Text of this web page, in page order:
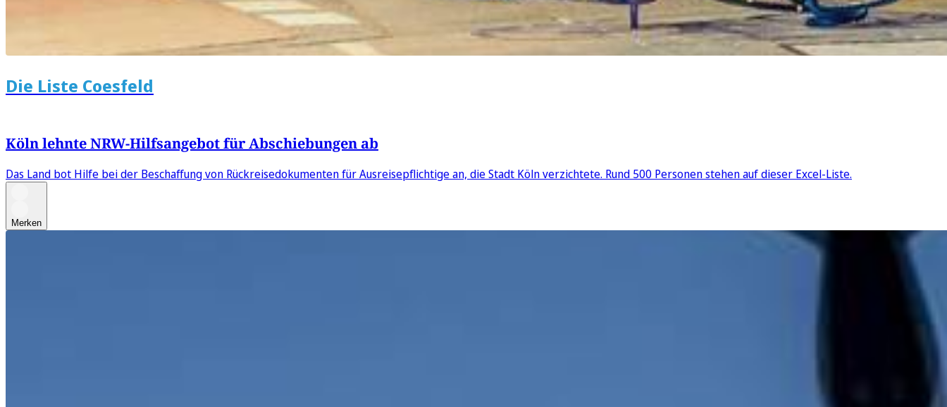
Die Liste Coesfeld
Köln lehnte NRW-Hilfsangebot für Abschiebungen ab
Das Land bot Hilfe bei der Beschaffung von Rückreisedokumenten für Ausreisepflichtige an, die Stadt Köln verzichtete. Rund 500 Personen stehen auf dieser Excel-Liste.
Merken